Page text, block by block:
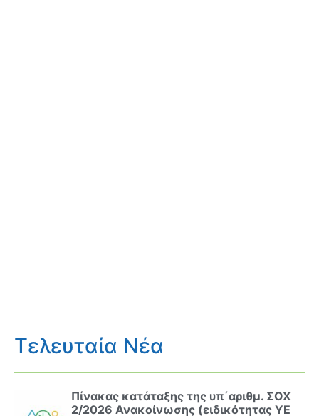
Τελευταία Νέα
Πίνακας κατάταξης της υπ΄αριθμ. ΣΟΧ
2/2026 Ανακοίνωσης (ειδικότητας ΥΕ